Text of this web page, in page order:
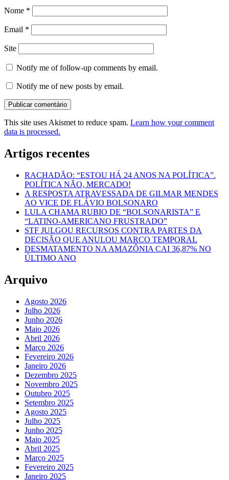
Nome *
Email *
Site
Notify me of follow-up comments by email.
Notify me of new posts by email.
This site uses Akismet to reduce spam. Learn how your comment
data is processed.
Artigos recentes
RACHADÃO: “ESTOU HÁ 24 ANOS NA POLÍTICA”.
POLÍTICA NÃO, MERCADO!
A RESPOSTA ATRAVESSADA DE GILMAR MENDES
AO VICE DE FLÁVIO BOLSONARO
LULA CHAMA RUBIO DE “BOLSONARISTA” E
“LATINO-AMERICANO FRUSTRADO”
STF JULGOU RECURSOS CONTRA PARTES DA
DECISÃO QUE ANULOU MARCO TEMPORAL
DESMATAMENTO NA AMAZÔNIA CAI 36,87% NO
ÚLTIMO ANO
Arquivo
Agosto 2026
Julho 2026
Junho 2026
Maio 2026
Abril 2026
Março 2026
Fevereiro 2026
Janeiro 2026
Dezembro 2025
Novembro 2025
Outubro 2025
Setembro 2025
Agosto 2025
Julho 2025
Junho 2025
Maio 2025
Abril 2025
Março 2025
Fevereiro 2025
Janeiro 2025